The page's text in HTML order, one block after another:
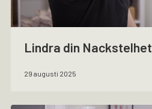
Lindra din Nackstelhet
29 augusti 2025